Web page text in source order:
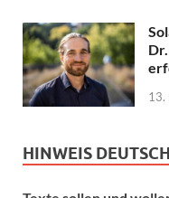
13.
HINWEIS